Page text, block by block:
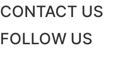
CONTACT US
FOLLOW US